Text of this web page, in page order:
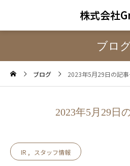
株式会社
ブロ
ブログ 2023年5月29日の記
2023年5月29日
IR スタッフ情報